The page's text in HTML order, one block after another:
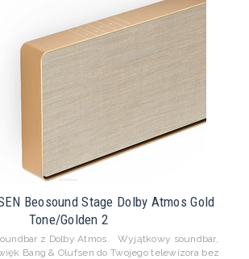
Beosound Stage Dolby Atmos Gold
Tone/Golden 2
z Dolby Atmos. Wyjątkowy soundbar,
Bang & Olufsen do Twojego telewizora bez